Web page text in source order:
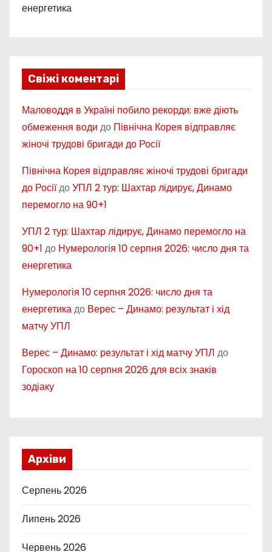
енергетика
Свіжі коментарі
Маловоддя в Україні побило рекорди: вже діють
обмеження води до Північна Корея відправляє
жіночі трудові бригади до Росії
Північна Корея відправляє жіночі трудові бригади
до РосіїдоУПЛ 2 тур: Шахтар лідирує, Динамо
перемогло на 90+1
УПЛ 2 тур: Шахтар лідирує, Динамо перемогло на
90+1 до Нумерологія 10 серпня 2026: число дня та
енергетика
Нумерологія 10 серпня 2026: число дня та
енергетикадо Верес – Динамо: результат і хід
матчу УПЛ
Верес – Динамо: результат і хід матчу УПЛ до
Гороскоп на 10 серпня 2026 для всіх знаків
зодіаку
Архіви
Серпень 2026
Липень 2026
Червень 2026